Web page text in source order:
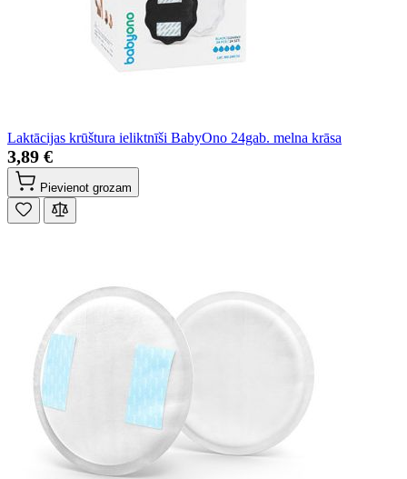
Laktācijas krūštura ieliktnīši BabyOno 24gab. melna krāsa
3,89 €
Pievienot grozam